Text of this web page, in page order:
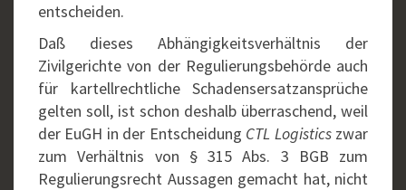
entscheiden.
Daß dieses Abhängigkeitsverhältnis der
Zivilgerichte von der Regulierungsbehörde auch
für kartellrechtliche Schadensersatzansprüche
gelten soll, ist schon deshalb überraschend, weil
der EuGH in der Entscheidung CTL Logisticszwar
zum Verhältnis von § 315 Abs. 3 BGB zum
Regulierungsrecht Aussagen gemacht hat, nicht